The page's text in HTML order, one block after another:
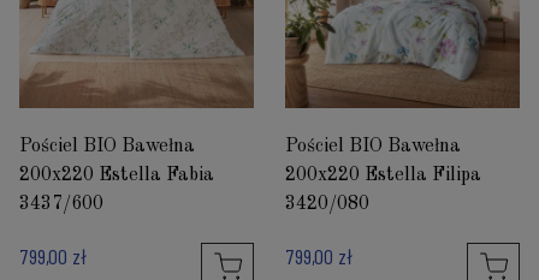
Pościel BIO Bawełna
200x220 Estella Fabia
3437/600
799,00 zł
Pościel BIO Bawełna
200x220 Estella Filipa
3420/080
799,00 zł